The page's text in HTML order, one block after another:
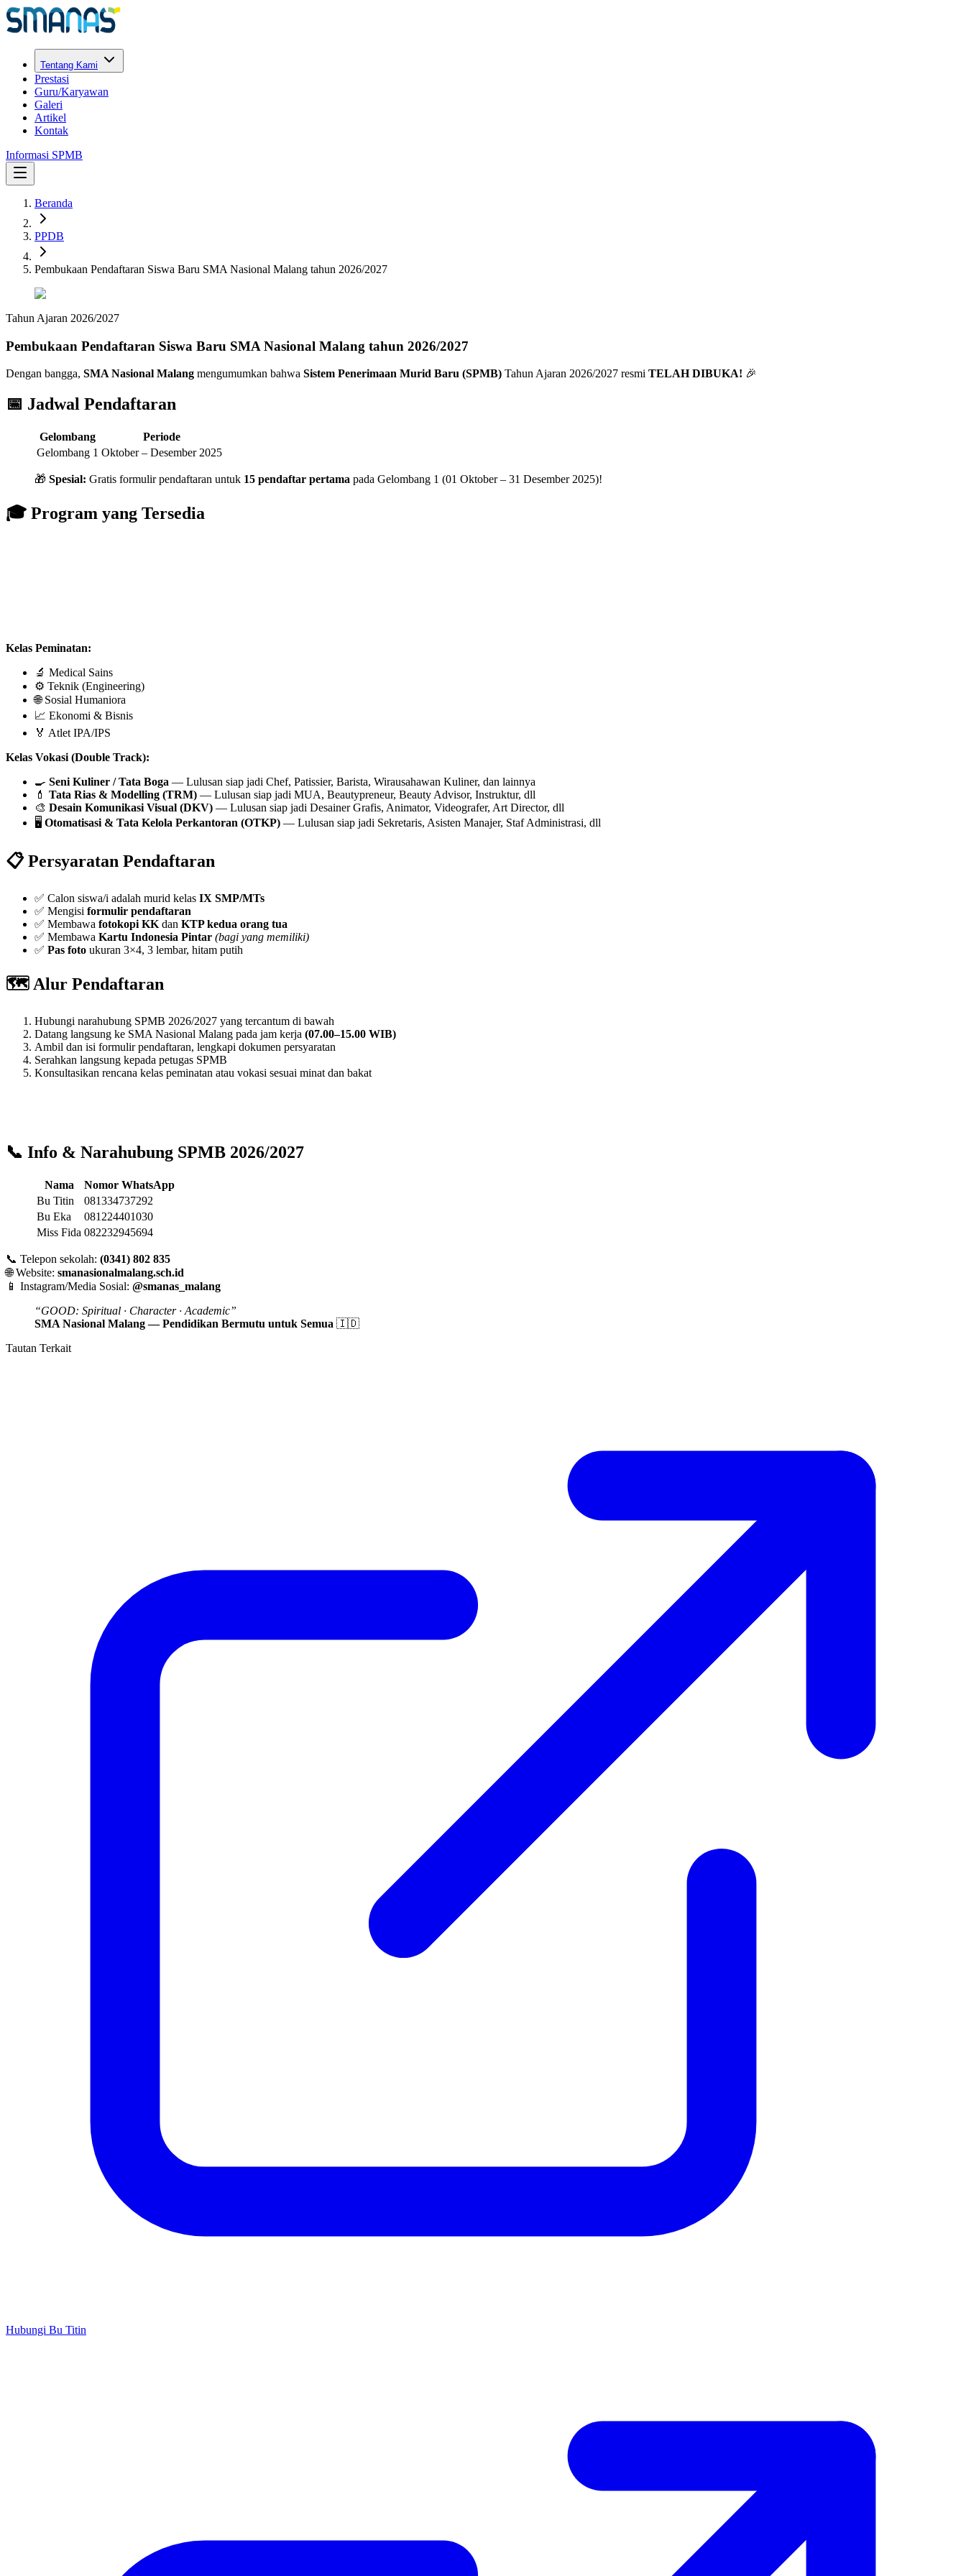
Tentang Kami
Prestasi
Guru/Karyawan
Galeri
Artikel
Kontak
Informasi SPMB
Beranda
PPDB
Pembukaan Pendaftaran Siswa Baru SMA Nasional Malang tahun 2026/2027
Tahun Ajaran 2026/2027
Pembukaan Pendaftaran Siswa Baru SMA Nasional Malang tahun 2026/2027
Dengan bangga, SMA Nasional Malang mengumumkan bahwa Sistem Penerimaan Murid Baru (SPMB) Tahun Ajaran 2026/2027 resmi TELAH DIBUKA! 🎉
📅 Jadwal Pendaftaran
Gelombang
Periode
Gelombang 1 Oktober – Desember 2025
🎁 Spesial: Gratis formulir pendaftaran untuk 15 pendaftar pertama pada Gelombang 1 (01 Oktober – 31 Desember 2025)!
🎓 Program yang Tersedia
Kelas Peminatan:
🔬 Medical Sains
⚙️ Teknik (Engineering)
🌐 Sosial Humaniora
📈 Ekonomi & Bisnis
🏅 Atlet IPA/IPS
Kelas Vokasi (Double Track):
🍳 Seni Kuliner / Tata Boga — Lulusan siap jadi Chef, Patissier, Barista, Wirausahawan Kuliner, dan lainnya
💄 Tata Rias & Modelling (TRM) — Lulusan siap jadi MUA, Beautypreneur, Beauty Advisor, Instruktur, dll
🎨 Desain Komunikasi Visual (DKV) — Lulusan siap jadi Desainer Grafis, Animator, Videografer, Art Director, dll
🖥️ Otomatisasi & Tata Kelola Perkantoran (OTKP) — Lulusan siap jadi Sekretaris, Asisten Manajer, Staf Administrasi, dll
📋 Persyaratan Pendaftaran
✅ Calon siswa/i adalah murid kelas IX SMP/MTs
✅ Mengisi formulir pendaftaran
✅ Membawa fotokopi KK dan KTP kedua orang tua
✅ Membawa Kartu Indonesia Pintar (bagi yang memiliki)
✅ Pas foto ukuran 3×4, 3 lembar, hitam putih
🗺️ Alur Pendaftaran
Hubungi narahubung SPMB 2026/2027 yang tercantum di bawah
Datang langsung ke SMA Nasional Malang pada jam kerja (07.00–15.00 WIB)
Ambil dan isi formulir pendaftaran, lengkapi dokumen persyaratan
Serahkan langsung kepada petugas SPMB
Konsultasikan rencana kelas peminatan atau vokasi sesuai minat dan bakat
📞 Info & Narahubung SPMB 2026/2027
Nama
Nomor WhatsApp
Bu Titin
081334737292
Bu Eka
081224401030
Miss Fida 082232945694
📞 Telepon sekolah: (0341) 802 835
🌐 Website: smanasionalmalang.sch.id
📱 Instagram/Media Sosial: @smanas_malang
“GOOD: Spiritual · Character · Academic”
SMA Nasional Malang — Pendidikan Bermutu untuk Semua 🇮🇩
Tautan Terkait
Hubungi Bu Titin